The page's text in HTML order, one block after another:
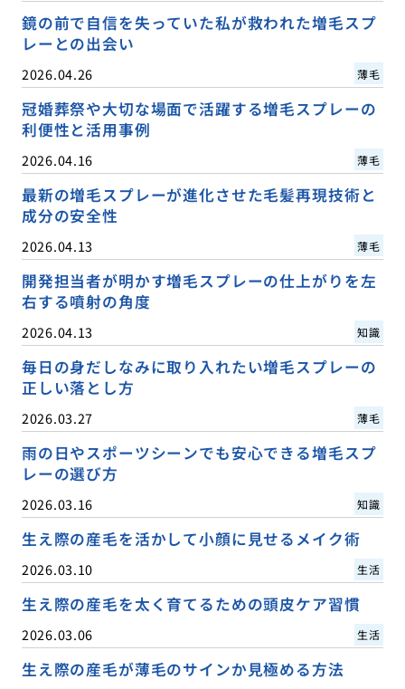
鏡の前で自信を失っていた私が救われた増毛スプ
レーとの出会い
2026.04.26 薄毛
冠婚葬祭や大切な場面で活躍する増毛スプレーの
利便性と活用事例
2026.04.16 薄毛
最新の増毛スプレーが進化させた毛髪再現技術と
成分の安全性
2026.04.13 薄毛
開発担当者が明かす増毛スプレーの仕上がりを左
右する噴射の角度
2026.04.13 知識
毎日の身だしなみに取り入れたい増毛スプレーの
正しい落とし方
2026.03.27 薄毛
雨の日やスポーツシーンでも安心できる増毛スプ
レーの選び方
2026.03.16 知識
生え際の産毛を活かして小顔に見せるメイク術
2026.03.10 生活
生え際の産毛を太く育てるための頭皮ケア習慣
2026.03.06 生活
生え際の産毛が薄毛のサインか見極める方法